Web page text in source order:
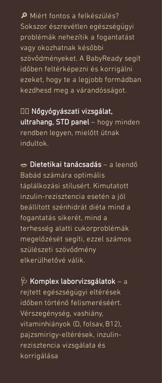
🔎 Miért fontos a felkészülés?
Sokszor észrevétlen egészségügyi
problémák nehezítik a fogantatást
vagy okozhatnak későbbi
szövődményeket. A BabyReady segít
időben feltérképezni és korrigálni
ezeket, hogy te a legjobb formádban
kezdhesd meg a várandósságot.
👩‍⚕️ Nőgyógyászati vizsgálat,
ultrahang, STD panel – hogy minden
rendben legyen, mielőtt útnak
indultok.
🥗 Dietetikai tanácsadás – a leendő
Babád számára optimális
táplálkozási stílusért. Kimutatott
inzulin-rezisztencia esetén a jól
beállított szénhidrát diéta mind a
fogantatás sikerét, mind a
terhesség alatti cukorproblémák
megelőzését segíti, ezzel számos
szülészeti szövődmény
elkerülhetővé válik.
🩺 Komplex laborvizsgálatok – a
rejtett egészségügyi eltérések
időben történő felismeréséért.
Vérszegénység, vashiány,
vitaminhiányok (D, folsav, B12),
pajzsmirigy-eltérések, inzulin-
rezisztencia vizsgálata és
korrigálása